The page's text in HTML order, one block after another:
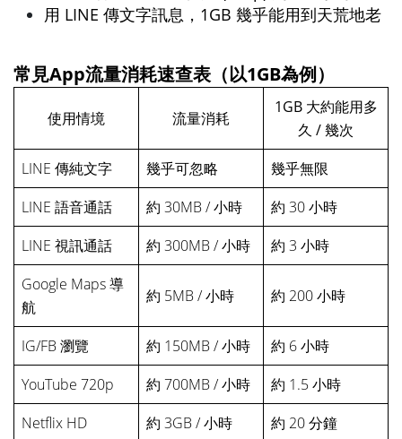
用 LINE 傳文字訊息，1GB 幾乎能用到天荒地老
常見App流量消耗速查表（以1GB為例）
使用情境 流量消耗
1GB 大約能用多
久 / 幾次
LINE 傳純文字
幾乎可忽略
幾乎無限
LINE 語音通話
約 30MB / 小時
約 30 小時
LINE 視訊通話
約 300MB / 小時
約 3 小時
Google Maps 導
航
約 5MB / 小時 約 200 小時
IG/FB 瀏覽 約 150MB / 小時
約 6 小時
YouTube 720p
約 700MB / 小時
約 1.5 小時
Netflix HD
約 3GB / 小時
約 20 分鐘